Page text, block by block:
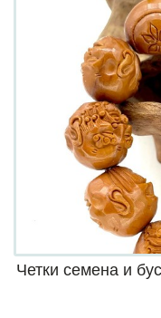
Четки семена и